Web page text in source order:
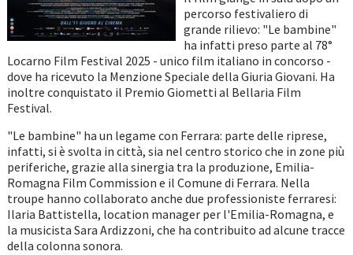
percorso festivaliero di
grande rilievo: "Le bambine"
ha infatti preso parte al 78°
Locarno Film Festival 2025 - unico film italiano in concorso -
dove ha ricevuto la Menzione Speciale della Giuria Giovani. Ha
inoltre conquistato il Premio Giometti al Bellaria Film
Festival.
"Le bambine" ha un legame con Ferrara: parte delle riprese,
infatti, si è svolta in città, sia nel centro storico che in zone più
periferiche, grazie alla sinergia tra la produzione, Emilia-
Romagna Film Commission e il Comune di Ferrara. Nella
troupe hanno collaborato anche due professioniste ferraresi:
Ilaria Battistella, location manager per l'Emilia-Romagna, e
la musicista Sara Ardizzoni, che ha contribuito ad alcune tracce
della colonna sonora.